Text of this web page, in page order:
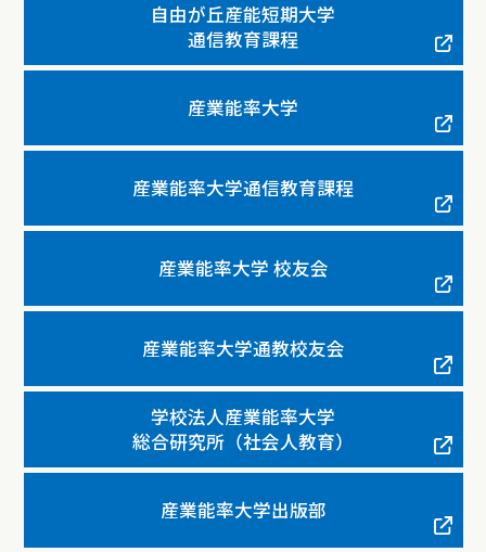
自由が丘産能短期大学
通信教育課程
産業能率大学
産業能率大学通信教育課程
産業能率大学 校友会
産業能率大学通教校友会
学校法人産業能率大学
総合研究所（社会人教育）
産業能率大学出版部